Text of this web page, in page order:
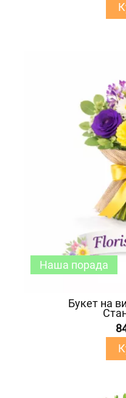
Букет на
Наша порада